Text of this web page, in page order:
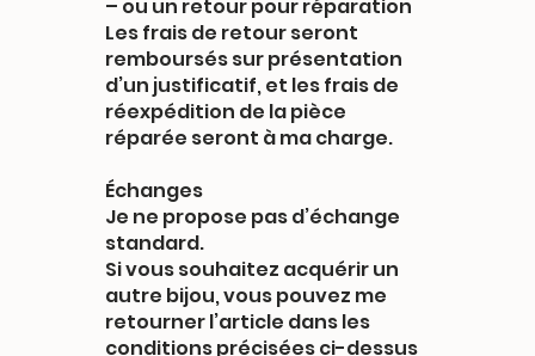
– ou un retour pour réparation
Les frais de retour seront
remboursés sur présentation
d’un justificatif, et les frais de
réexpédition de la pièce
réparée seront à ma charge.
Échanges
Je ne propose pas d’échange
standard.
Si vous souhaitez acquérir un
autre bijou, vous pouvez me
retourner l’article dans les
conditions précisées ci-dessus